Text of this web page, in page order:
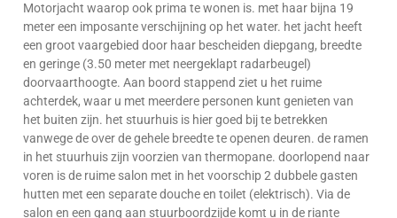
Motorjacht waarop ook prima te wonen is. met haar bijna 19
meter een imposante verschijning op het water. het jacht heeft
een groot vaargebied door haar bescheiden diepgang, breedte
en geringe (3.50 meter met neergeklapt radarbeugel)
doorvaarthoogte. Aan boord stappend ziet u het ruime
achterdek, waar u met meerdere personen kunt genieten van
het buiten zijn. het stuurhuis is hier goed bij te betrekken
vanwege de over de gehele breedte te openen deuren. de ramen
in het stuurhuis zijn voorzien van thermopane. doorlopend naar
voren is de ruime salon met in het voorschip 2 dubbele gasten
hutten met een separate douche en toilet (elektrisch). Via de
salon en een gang aan stuurboordzijde komt u in de riante